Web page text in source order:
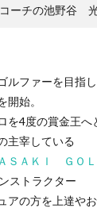
ーチの池野谷 光
ルファーを目指
開始。
4度の賞金王へ
主宰している
ＳＡＫＩ ＧＯ
ストラクター
アの方を上達や